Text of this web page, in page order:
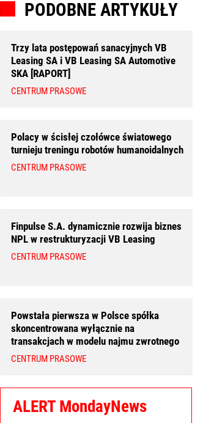
PODOBNE ARTYKUŁY
Trzy lata postępowań sanacyjnych VB
Leasing SA i VB Leasing SA Automotive
SKA [RAPORT]
CENTRUM PRASOWE
Polacy w ścisłej czołówce światowego
turnieju treningu robotów humanoidalnych
CENTRUM PRASOWE
Finpulse S.A. dynamicznie rozwija biznes
NPL w restrukturyzacji VB Leasing
CENTRUM PRASOWE
Powstała pierwsza w Polsce spółka
skoncentrowana wyłącznie na
transakcjach w modelu najmu zwrotnego
CENTRUM PRASOWE
ALERT MondayNews